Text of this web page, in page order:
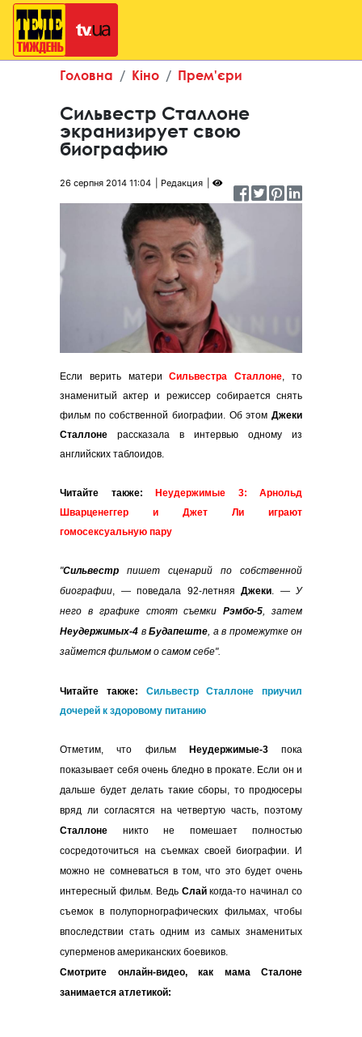
Головна Кіно Прем'єри
Сильвестр Сталлоне
экранизирует свою
биографию
26 серпня 2014 11:04 Редакция
Если верить материСильвестра Сталлоне, то
знаменитый актер и режиссер собирается снять
фильм по собственной биографии. Об этом Джеки
Сталлоне рассказала в интервью одному из
английских таблоидов.
Читайте также:
Неудержимые 3: Арнольд
Шварценеггер и Джет Ли играют
гомосексуальную пару
"Сильвестр пишет сценарий по собственной
биографии, — поведала 92-летняя Джеки. — У
него в графике стоят съемкиРэмбо-5, затем
Неудержимых-4 в Будапеште, а в промежутке он
займется фильмом о самом себе".
Читайте также: Сильвестр Сталлоне приучил
дочерей к здоровому питанию
Отметим, что фильм Неудержимые-3пока
показывает себя очень бледно в прокате. Если он и
дальше будет делать такие сборы, то продюсеры
вряд ли согласятся на четвертую часть, поэтому
Сталлоне никто не помешает полностью
сосредоточиться на съемках своей биографии. И
можно не сомневаться в том, что это будет очень
интересный фильм. Ведь Слайкогда-то начинал со
съемок в полупорнографических фильмах, чтобы
впоследствии стать одним из самых знаменитых
суперменов американских боевиков.
Смотрите онлайн-видео, как мама Сталоне
занимается атлетикой: